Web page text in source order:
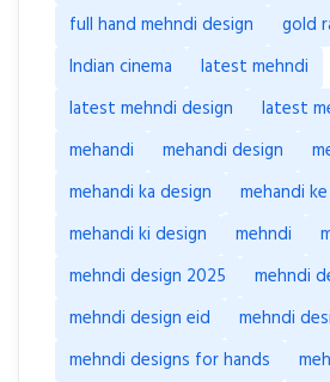
full hand mehndi design
gold
Indian cinema
latest mehndi
latest mehndi design
latest
mehandi
mehandi design
mehandi ka design
mehandi
mehandi ki design
mehndi
mehndi design 2025
mehndi
mehndi design eid
mehndi
mehndi designs for hands